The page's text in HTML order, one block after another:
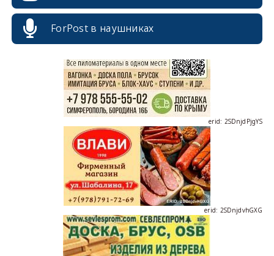
ForPost в наушниках
erid: 2SDnjdPjgYS
erid: 2SDnjdvhGXG